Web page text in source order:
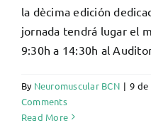
la dècima edición
jornada tendrá lugar el
9:30h a 14:30h al
By Neuromuscular BCN | 9 de
Comments
Read More